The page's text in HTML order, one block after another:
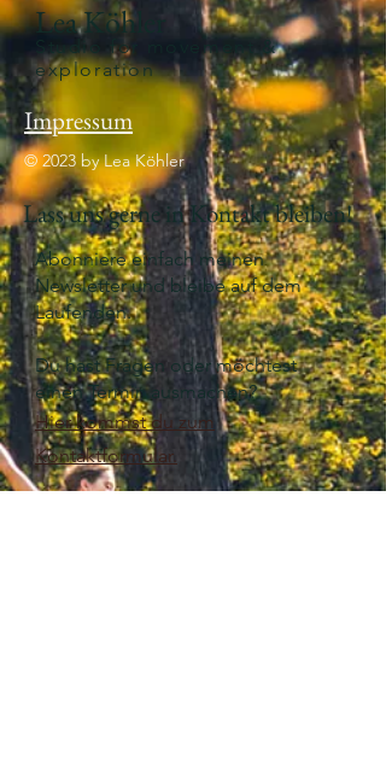
Lea Köhler
Studio for movement &
exploration
Impressum
© 2023 by Lea Köhler
Lass uns gerne in Kontakt bleiben!
Abonniere einfach meinen
Newsletter und bleibe auf dem
Laufenden.
Du hast Fragen oder möchtest
einen Termin ausmachen?
Hier kommst du zum
Kontaktformular.